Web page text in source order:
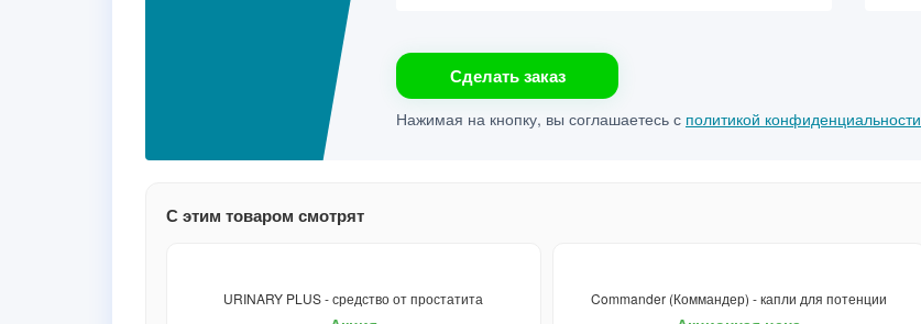
Сделать заказ
Нажимая на кнопку, вы соглашаетесь с политикой конфиденциальности
С этим товаром смотрят
URINARY PLUS - средство от простатита Commander (Коммандер) - капли для потенции